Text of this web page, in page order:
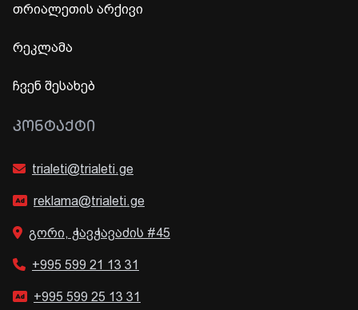
თრიალეთის არქივი
რეკლამა
ჩვენ შესახებ
ᲙᲝᲜᲢᲐᲥᲢᲘ
trialeti@trialeti.ge
reklama@trialeti.ge
გორი, ჭავჭავაძის #45
+995 599 21 13 31
+995 599 25 13 31